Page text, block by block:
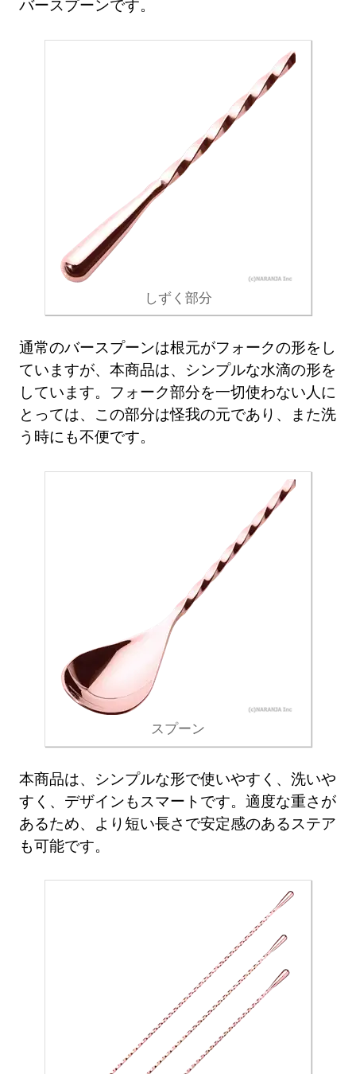
バースプーンです。
しずく部分
通常のバースプーンは根元がフォークの形をし
ていますが、本商品は、シンプルな水滴の形を
しています。フォーク部分を一切使わない人に
とっては、この部分は怪我の元であり、また洗
う時にも不便です。
スプーン
本商品は、シンプルな形で使いやすく、洗いや
すく、デザインもスマートです。適度な重さが
あるため、より短い長さで安定感のあるステア
も可能です。